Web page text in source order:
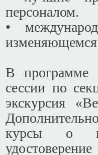
персоналом.
•
В программе
сессии по
экскурсия
курсы о